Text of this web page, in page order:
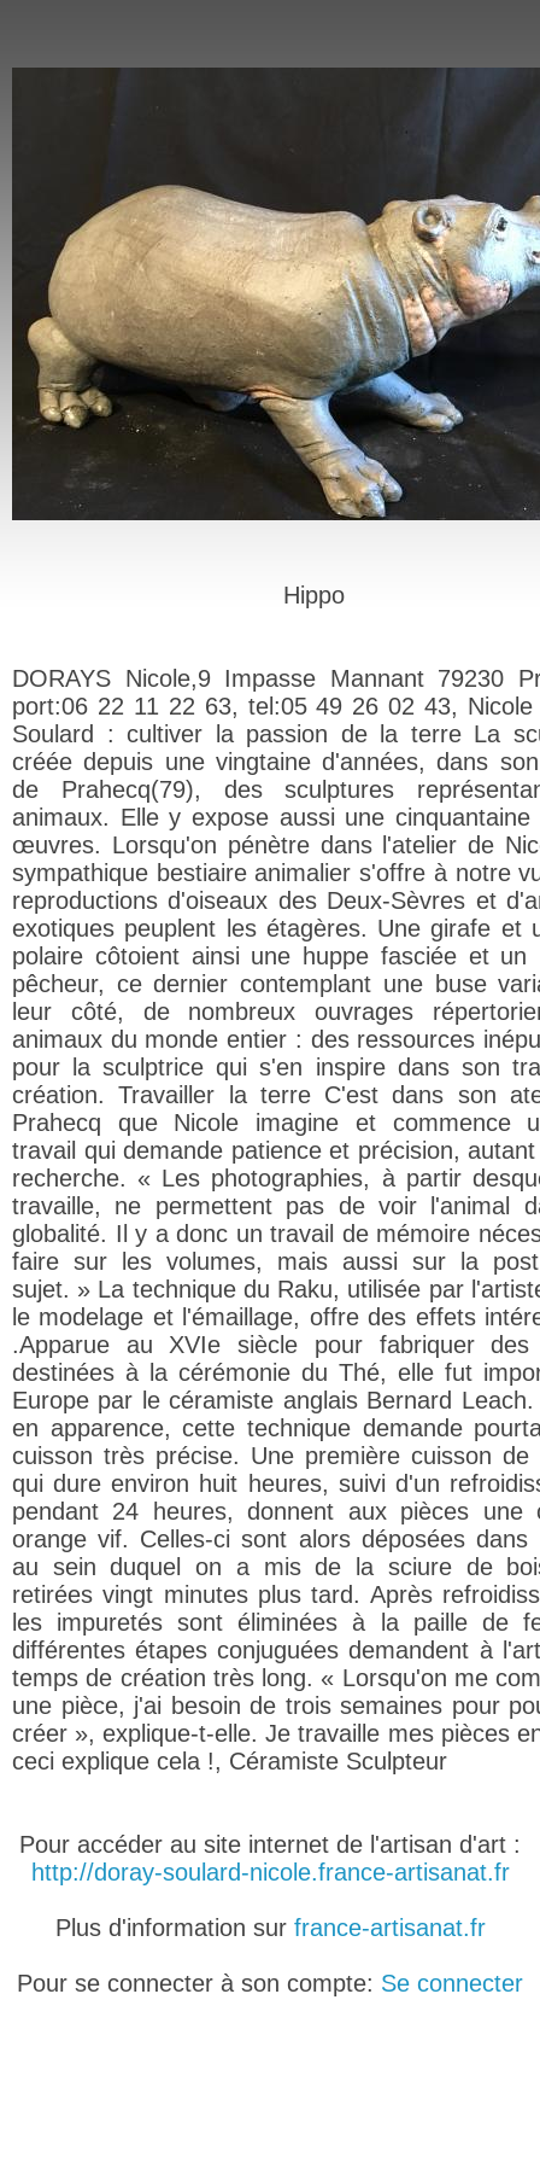
Hippo
DORAYS Nicole,9 Impasse Mannant 79230
port:06 22 11 22 63, tel:05 49 26 02 43, Nicole
Soulard : cultiver la passion de la terre La
créée depuis une vingtaine d'années, dans
de Prahecq(79), des sculptures
animaux. Elle y expose aussi une cinquantaine
œuvres. Lorsqu'on pénètre dans l'atelier de
sympathique bestiaire animalier s'offre à notre
reproductions d'oiseaux des Deux-Sèvres et
exotiques peuplent les étagères. Une girafe et
polaire côtoient ainsi une huppe fasciée et un
pêcheur, ce dernier contemplant une buse
leur côté, de nombreux ouvrages
animaux du monde entier : des ressources
pour la sculptrice qui s'en inspire dans son
création. Travailler la terre C'est dans son
Prahecq que Nicole imagine et commence
travail qui demande patience et précision,
recherche. « Les photographies, à partir
travaille, ne permettent pas de voir l'animal
globalité. Il y a donc un travail de mémoire
faire sur les volumes, mais aussi sur la
sujet. » La technique du Raku, utilisée par
le modelage et l'émaillage, offre des effets
.Apparue au XVIe siècle pour fabriquer des
destinées à la cérémonie du Thé, elle fut
Europe par le céramiste anglais Bernard Leach.
en apparence, cette technique demande
cuisson très précise. Une première cuisson de
qui dure environ huit heures, suivi d'un
pendant 24 heures, donnent aux pièces une
orange vif. Celles-ci sont alors déposées dans
au sein duquel on a mis de la sciure de
retirées vingt minutes plus tard. Après
les impuretés sont éliminées à la paille de
différentes étapes conjuguées demandent à
temps de création très long. « Lorsqu'on me
une pièce, j'ai besoin de trois semaines pour
créer », explique-t-elle. Je travaille mes pièces
ceci explique cela !, Céramiste Sculpteur
Pour accéder au site internet de l'artisan d'art :
http://doray-soulard-nicole.france-artisanat.fr
Plus d'information sur france-artisanat.fr
Pour se connecter à son compte: Se connecter